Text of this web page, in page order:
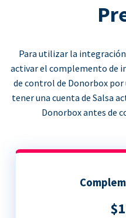
Para utilizar la integración
activar el complemento de
de control de Donorbox por
tener una cuenta de Salsa
Donorbox antes de